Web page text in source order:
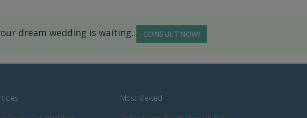
dream wedding is waiting... CONSULT NOW!
Most Viewed